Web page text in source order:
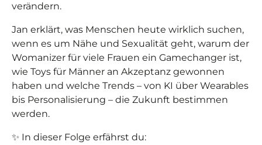
verändern.
Jan erklärt, was Menschen heute wirklich suchen,
wenn es um Nähe und Sexualität geht, warum der
Womanizer für viele Frauen ein Gamechanger ist,
wie Toys für Männer an Akzeptanz gewonnen
haben und welche Trends – von KI über Wearables
bis Personalisierung – die Zukunft bestimmen
werden.
✨ In dieser Folge erfährst du: